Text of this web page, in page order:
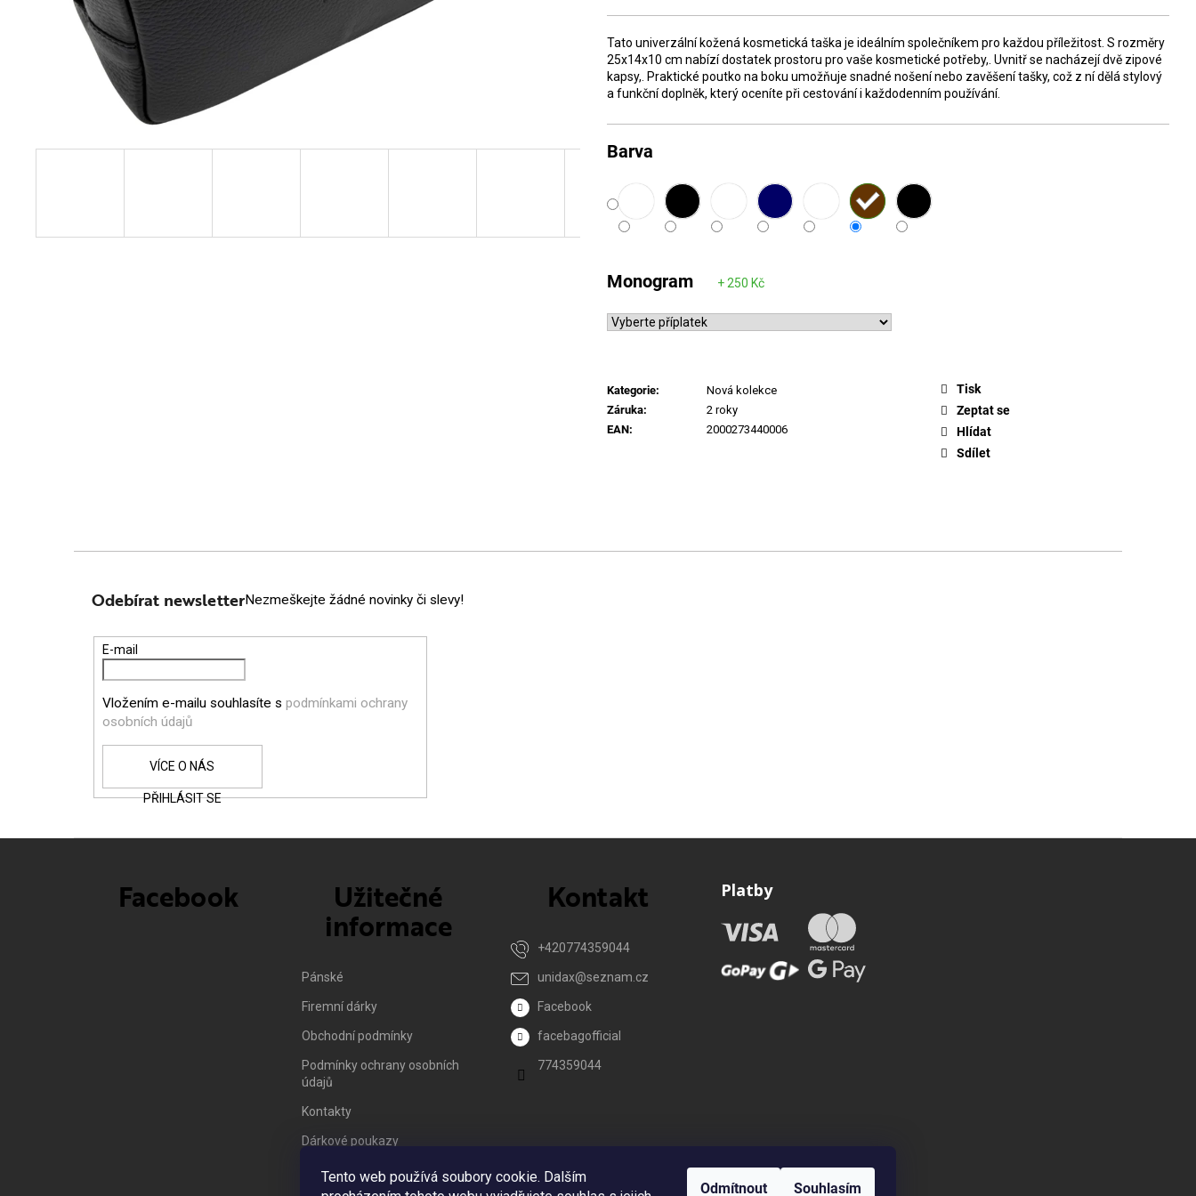
Tento web používá soubory cookie. Dalším
Odmítnout Souhlasím
Barva
Monogram
Tato univerzální kožená kosmetická taška je ideálním společníkem pro každou příležitost. S rozměry
25x14x10 cm nabízí dostatek prostoru pro vaše kosmetické potřeby,. Uvnitř se nacházejí dvě zipové
kapsy,. Praktické poutko na boku umožňuje snadné nošení nebo zavěšení tašky, což z ní dělá stylový
a funkční doplněk, který oceníte při cestování i každodenním používání.
Kategorie:
Nová kolekce
Záruka:
2 roky
EAN: 2000273440006
Tisk
Zeptat se
Hlídat
Sdílet
Odebírat newsletterNezmeškejte žádné novinky či slevy!
E-mail
Vložením e-mailu souhlasíte s podmínkami ochrany
osobních údajů
PŘIHLÁSIT SE
Facebook Užitečné
informace
Pánské
Firemní dárky
Obchodní podmínky
Podmínky ochrany osobních
údajů
Kontakty
Dárkové poukazy
Vrácení zboží/ Reklamace
Kontakt
unidax@seznam.cz
+420774359044
Facebook
facebagofficial
774359044
Platby